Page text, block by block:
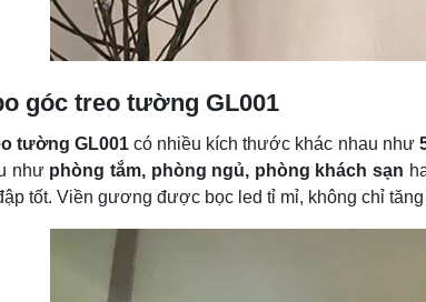
góc treo tường GL001
tường GL001 có nhiều kích thước khác nhau như
như phòng tắm, phòng ngủ, phòng khách sạn
tốt. Viền gương được bọc led tỉ mỉ, không chỉ